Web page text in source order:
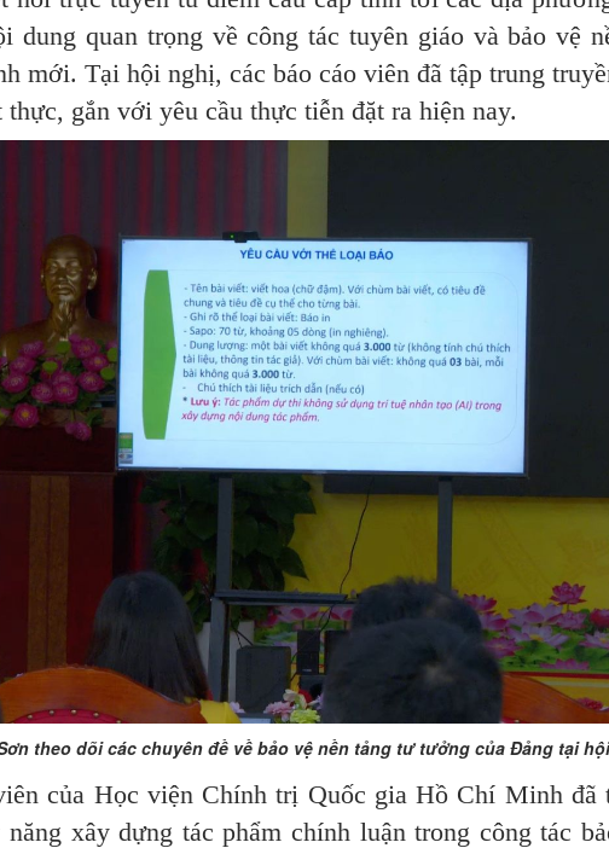
dung quan trọng về công tác tuyên giáo và bảo vệ
mới. Tại hội nghị, các báo cáo viên đã tập trung
gắn với yêu cầu thực tiễn đặt ra hiện nay.
theo dõi các chuyên đề về bảo vệ nền tảng tư tưởng của Đảng tại
của Học viện Chính trị Quốc gia Hồ Chí Minh đã
xây dựng tác phẩm chính luận trong công tác